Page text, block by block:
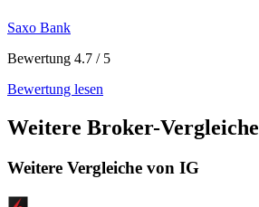
Saxo Bank
Bewertung 4.7 / 5
Bewertung lesen
Weitere Broker-Vergleiche
Weitere Vergleiche von IG